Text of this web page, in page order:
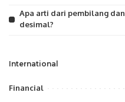
Apa arti dari pembilang
desimal?
International
Financial